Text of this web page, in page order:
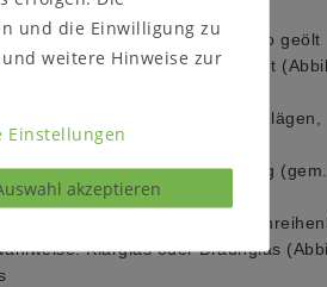
geölt(Abbildung)oder bianco geölt
nickelfarben gebürstet
mit verdeckten Beschlägen,
LED-Beleuchtung (gem.
3er/5er
Klarglas oder Braunglas
und die Einwilligung zu
und weitere Hinweise zur
Einstellungen
akzeptieren